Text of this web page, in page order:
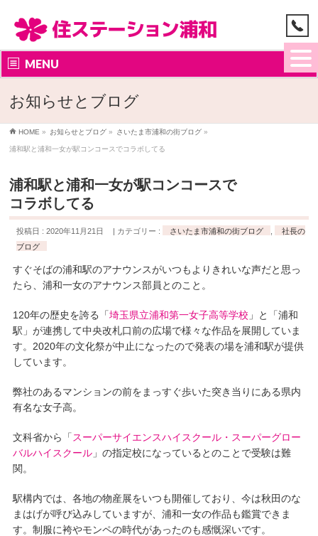
MENU
お知らせとブログ
HOME » お知らせとブログ » さいたま市浦和の街ブログ »
浦和駅と浦和一女が駅コンコースでコラボしてる
浦和駅と浦和一女が駅コンコースで
コラボしてる
投稿日 : 2020年11月21日 カテゴリー : さいたま市浦和の街ブログ
社長の
ブログ
すぐそばの浦和駅のアナウンスがいつもよりきれいな声だと思っ
たら、浦和一女のアナウンス部員とのこと。
120年の歴史を誇る「埼玉県立浦和第一女子高等学校 」と「浦和
駅」が連携して中央改札口前の広場で様々な作品を展開していま
す。2020年の文化祭が中止になったので発表の場を浦和駅が提供
しています。
弊社のあるマンションの前をまっすぐ歩いた突き当りにある県内
有名な女子高。
文科省から「 スーパーサイエンスハイスクール・スーパーグロー
バルハイスクール 」の指定校になっているとのことで受験は難
関。
駅構内では、各地の物産展をいつも開催しており、今は秋田のな
まはげが呼び込みしていますが、浦和一女の作品も鑑賞できま
す。制服に袴やモンペの時代があったのも感慨深いです。